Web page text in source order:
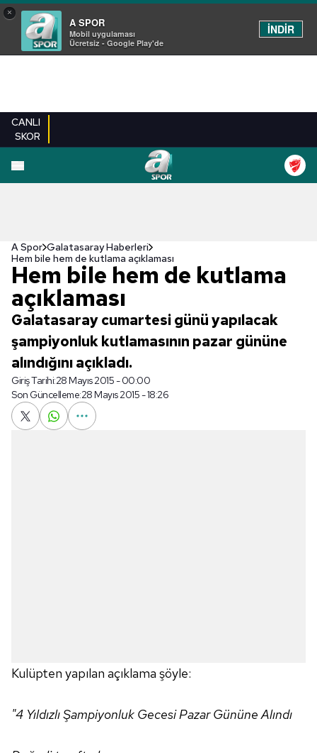
×
A SPOR
Mobil uygulaması
Ücretsiz - Google Play'de
İNDİR
CANLI
SKOR
A Spor Galatasaray Haberleri
Hem bile hem de kutlama açıklaması
Hem bile hem de kutlama
açıklaması
Galatasaray cumartesi günü yapılacak
şampiyonluk kutlamasının pazar gününe
alındığını açıkladı.
Giriş Tarihi:28 Mayıs 2015 - 00:00
Son Güncelleme:28 Mayıs 2015 - 18:26
Kulüpten yapılan açıklama şöyle:
"4 Yıldızlı Şampiyonluk Gecesi Pazar Gününe Alındı